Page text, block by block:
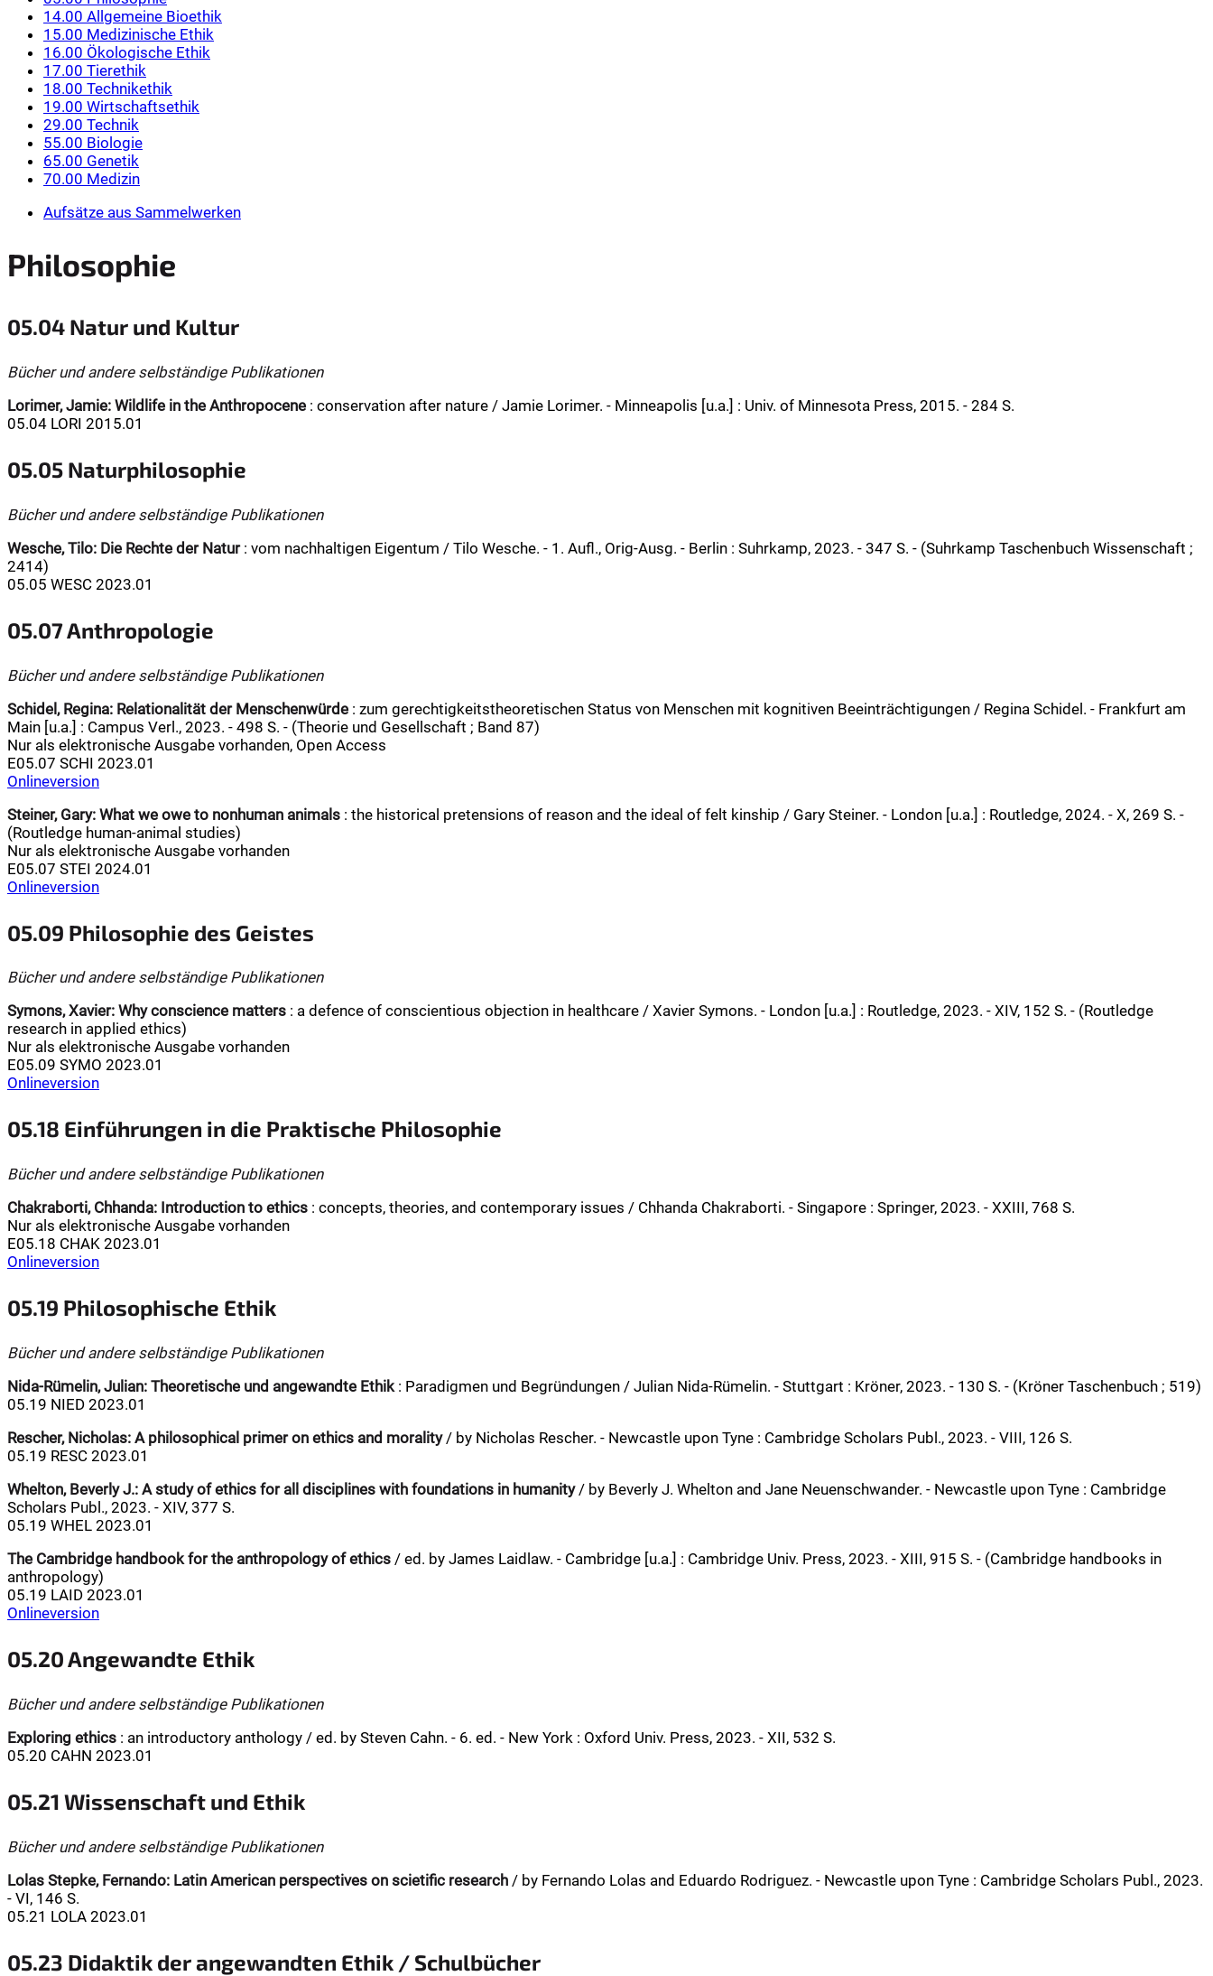
14.00 Allgemeine Bioethik
15.00 Medizinische Ethik
16.00 Ökologische Ethik
17.00 Tierethik
18.00 Technikethik
19.00 Wirtschaftsethik
29.00 Technik
55.00 Biologie
65.00 Genetik
70.00 Medizin
Aufsätze aus Sammelwerken
Philosophie
05.04 Natur und Kultur
Bücher und andere selbständige Publikationen
Lorimer, Jamie: Wildlife in the Anthropocene : conservation after nature / Jamie Lorimer. - Minneapolis [u.a.] : Univ. of Minnesota Press, 2015. - 284 S.
05.04 LORI 2015.01
05.05 Naturphilosophie
Bücher und andere selbständige Publikationen
Wesche, Tilo: Die Rechte der Natur: vom nachhaltigen Eigentum / Tilo Wesche. - 1. Aufl., Orig-Ausg. - Berlin : Suhrkamp, 2023. - 347 S. - (Suhrkamp Taschenbuch Wissenschaft ;
2414)
05.05 WESC 2023.01
05.07 Anthropologie
Bücher und andere selbständige Publikationen
Schidel, Regina: Relationalität der Menschenwürde : zum gerechtigkeitstheoretischen Status von Menschen mit kognitiven Beeinträchtigungen / Regina Schidel. - Frankfurt am
Main [u.a.] : Campus Verl., 2023. - 498 S. - (Theorie und Gesellschaft ; Band 87)
Nur als elektronische Ausgabe vorhanden, Open Access
E05.07 SCHI 2023.01
Onlineversion
Steiner, Gary: What we owe to nonhuman animals : the historical pretensions of reason and the ideal of felt kinship / Gary Steiner. - London [u.a.] : Routledge, 2024. - X, 269 S. -
(Routledge human-animal studies)
Nur als elektronische Ausgabe vorhanden
E05.07 STEI 2024.01
Onlineversion
05.09 Philosophie des Geistes
Bücher und andere selbständige Publikationen
Symons, Xavier: Why conscience matters : a defence of conscientious objection in healthcare / Xavier Symons. - London [u.a.] : Routledge, 2023. - XIV, 152 S. - (Routledge
research in applied ethics)
Nur als elektronische Ausgabe vorhanden
E05.09 SYMO 2023.01
Onlineversion
05.18 Einführungen in die Praktische Philosophie
Bücher und andere selbständige Publikationen
Chakraborti, Chhanda: Introduction to ethics : concepts, theories, and contemporary issues / Chhanda Chakraborti. - Singapore : Springer, 2023. - XXIII, 768 S.
Nur als elektronische Ausgabe vorhanden
E05.18 CHAK 2023.01
Onlineversion
05.19 Philosophische Ethik
Bücher und andere selbständige Publikationen
Nida-Rümelin, Julian: Theoretische und angewandte Ethik: Paradigmen und Begründungen / Julian Nida-Rümelin. - Stuttgart : Kröner, 2023. - 130 S. - (Kröner Taschenbuch ; 519)
05.19 NIED 2023.01
Rescher, Nicholas: A philosophical primer on ethics and morality/ by Nicholas Rescher. - Newcastle upon Tyne : Cambridge Scholars Publ., 2023. - VIII, 126 S.
05.19 RESC 2023.01
Whelton, Beverly J.: A study of ethics for all disciplines with foundations in humanity/ by Beverly J. Whelton and Jane Neuenschwander. - Newcastle upon Tyne : Cambridge
Scholars Publ., 2023. - XIV, 377 S.
05.19 WHEL 2023.01
The Cambridge handbook for the anthropology of ethics / ed. by James Laidlaw. - Cambridge [u.a.] : Cambridge Univ. Press, 2023. - XIII, 915 S. - (Cambridge handbooks in
anthropology)
05.19 LAID 2023.01
Onlineversion
05.20 Angewandte Ethik
Bücher und andere selbständige Publikationen
Exploring ethics : an introductory anthology / ed. by Steven Cahn. - 6. ed. - New York : Oxford Univ. Press, 2023. - XII, 532 S.
05.20 CAHN 2023.01
05.21 Wissenschaft und Ethik
Bücher und andere selbständige Publikationen
Lolas Stepke, Fernando: Latin American perspectives on scietific research / by Fernando Lolas and Eduardo Rodriguez. - Newcastle upon Tyne : Cambridge Scholars Publ., 2023.
- VI, 146 S.
05.21 LOLA 2023.01
05.23 Didaktik der angewandten Ethik / Schulbücher